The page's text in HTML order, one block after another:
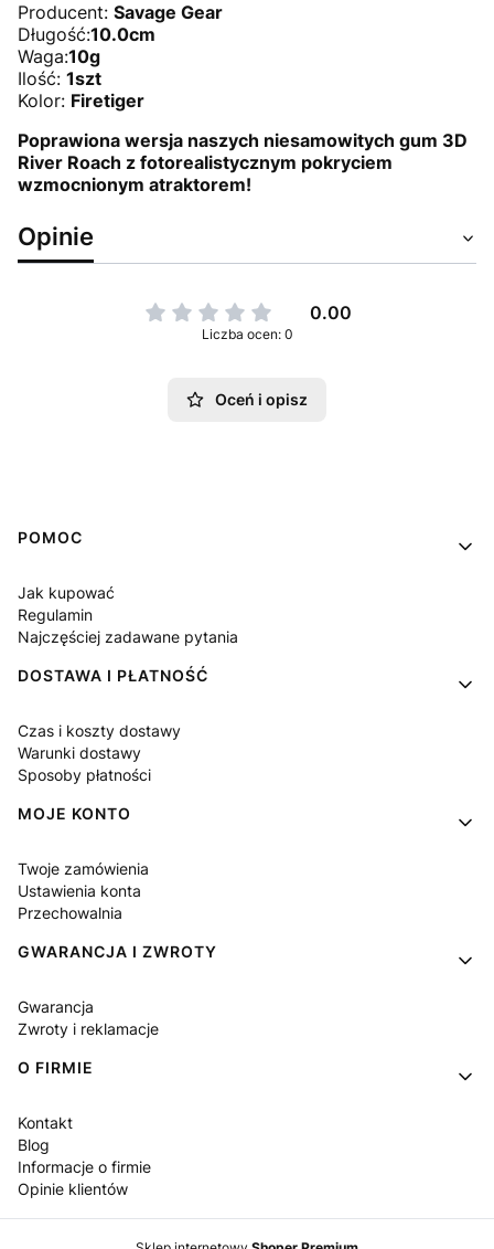
Producent: Savage Gear
Długość:10.0cm
Waga:10g
Ilość: 1szt
Kolor: Firetiger
Poprawiona wersja naszych niesamowitych gum 3D
River Roach z fotorealistycznym pokryciem
wzmocnionym atraktorem!
Opinie
0.00
Liczba ocen: 0
Oceń i opisz
Linki w stopce
POMOC
Jak kupować
Regulamin
Najczęściej zadawane pytania
DOSTAWA I PŁATNOŚĆ
Czas i koszty dostawy
Warunki dostawy
Sposoby płatności
MOJE KONTO
Twoje zamówienia
Ustawienia konta
Przechowalnia
GWARANCJA I ZWROTY
Gwarancja
Zwroty i reklamacje
O FIRMIE
Kontakt
Blog
Informacje o firmie
Opinie klientów